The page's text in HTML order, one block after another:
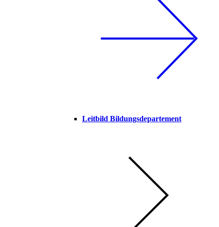
Leitbild Bildungsdepartement